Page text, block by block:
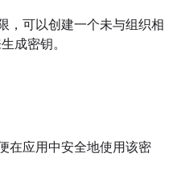
，可以创建一个未与组织相
成密钥。
在应用中安全地使用该密